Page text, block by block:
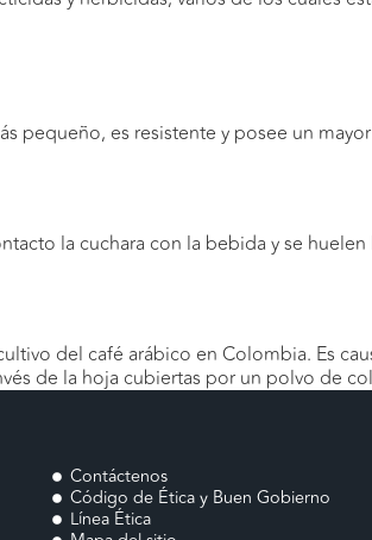
pequeño, es resistente y posee un
la cuchara con la bebida y se
del café arábico en Colombia. Es
de la hoja cubiertas por un polvo de
Contáctenos
Código de Ética y Buen Gobierno
Línea Ética